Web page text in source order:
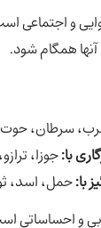
و اجتماعی
همگام شود.
سرطان،
با:جوزا،
با:حمل، اسد،
و احساساتی